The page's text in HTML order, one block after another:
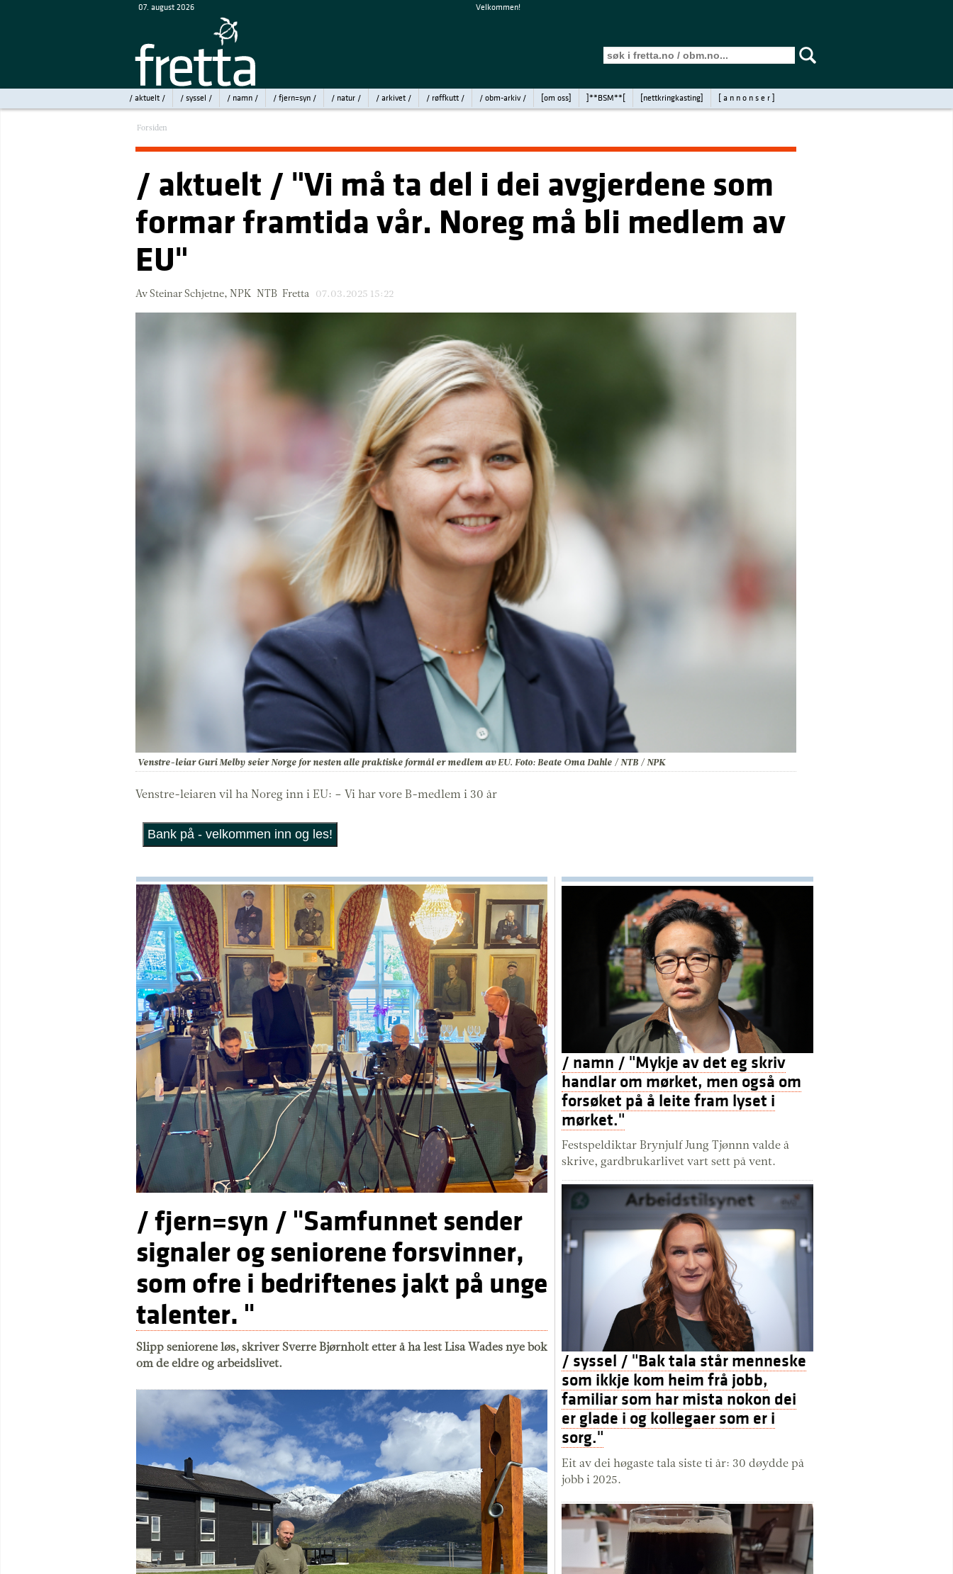
07. august 2026 Velkommen!
/ aktuelt / / syssel / / namn / / fjern=syn / / natur / / arkivet / / røffkutt / / obm-arkiv / [om oss] ]**BSM**[ [nettkringkasting] [ a n n o n s e r ]
Forsiden
/ aktuelt / "Vi må ta del i dei avgjerdene som
formar framtida vår. Noreg må bli medlem av
EU"
Av Steinar Schjetne, NPK-NTB-Fretta 07.03.2025 15:22
Venstre-leiar Guri Melby seier Norge for nesten alle praktiske formål er medlem av EU. Foto: Beate Oma Dahle / NTB / NPK
Venstre-leiaren vil ha Noreg inn i EU: – Vi har vore B-medlem i 30 år
/ fjern=syn / "Samfunnet sender
signaler og seniorene forsvinner,
som ofre i bedriftenes jakt på unge
talenter. "
Slipp seniorene løs, skriver Sverre Bjørnholt etter å ha lest Lisa Wades nye bok
om de eldre og arbeidslivet.
/ namn / "Mykje av det eg skriv
handlar om mørket, men også om
forsøket på å leite fram lyset i
mørket."
Festspeldiktar Brynjulf Jung Tjønnn valde å
skrive, gardbrukarlivet vart sett på vent.
/ syssel / "Bak tala står menneske
som ikkje kom heim frå jobb,
familiar som har mista nokon dei
er glade i og kollegaer som er i
sorg."
Eit av dei høgaste tala siste ti år: 30 døydde på
jobb i 2025.